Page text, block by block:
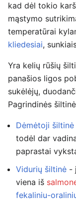
kad dėl tokio
mąstymo
temperatūrai
kliedesiai,
Yra kelių rūšių
panašios ligos
sukėlėjų,
Pagrindinės
Dėmėtoji šiltinė
todėl dar
paprastai
Vidurių šiltinė -
viena iš
fekaliniu-